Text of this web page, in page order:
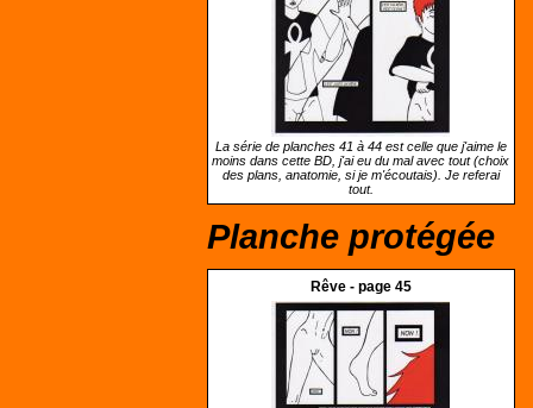
La série de planches 41 à 44 est celle que j'aime le
moins dans cette BD, j'ai eu du mal avec tout (choix
des plans, anatomie, si je m'écoutais). Je referai
tout.
Planche protégée
Rêve - page 45